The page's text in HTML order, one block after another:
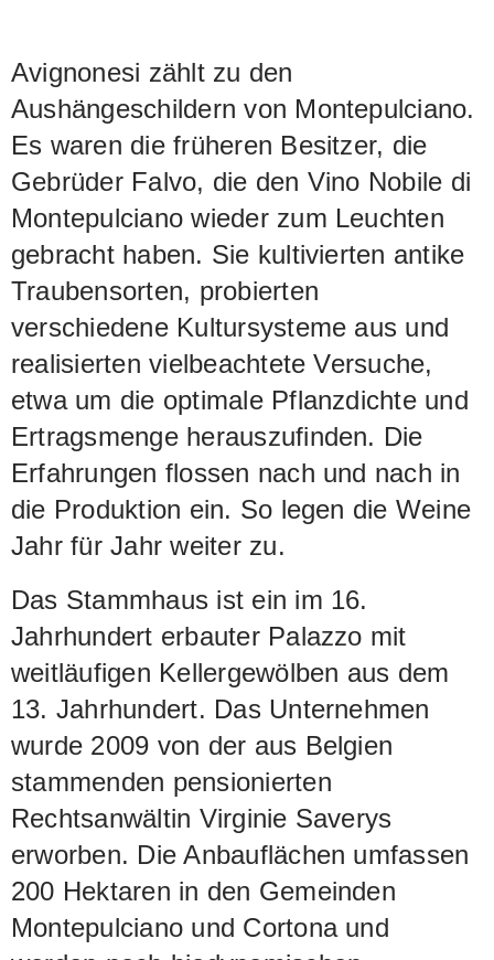
Auch Würznoten sind Teil des
komplexen Aromenbilds. Am Gaumen
wirkt er straff mit abgerundeten
Tanninen.
Avignonesi zählt zu den
Aushängeschildern von Montepulciano.
Es waren die früheren Besitzer, die
Gebrüder Falvo, die den Vino Nobile di
Montepulciano wieder zum Leuchten
gebracht haben. Sie kultivierten antike
Traubensorten, probierten
verschiedene Kultursysteme aus und
realisierten vielbeachtete Versuche,
etwa um die optimale Pflanzdichte und
Ertragsmenge herauszufinden. Die
Erfahrungen flossen nach und nach in
die Produktion ein. So legen die Weine
Jahr für Jahr weiter zu.
Das Stammhaus ist ein im 16.
Jahrhundert erbauter Palazzo mit
weitläufigen Kellergewölben aus dem
13. Jahrhundert. Das Unternehmen
wurde 2009 von der aus Belgien
stammenden pensionierten
Rechtsanwältin Virginie Saverys
erworben. Die Anbauflächen umfassen
200 Hektaren in den Gemeinden
Montepulciano und Cortona und